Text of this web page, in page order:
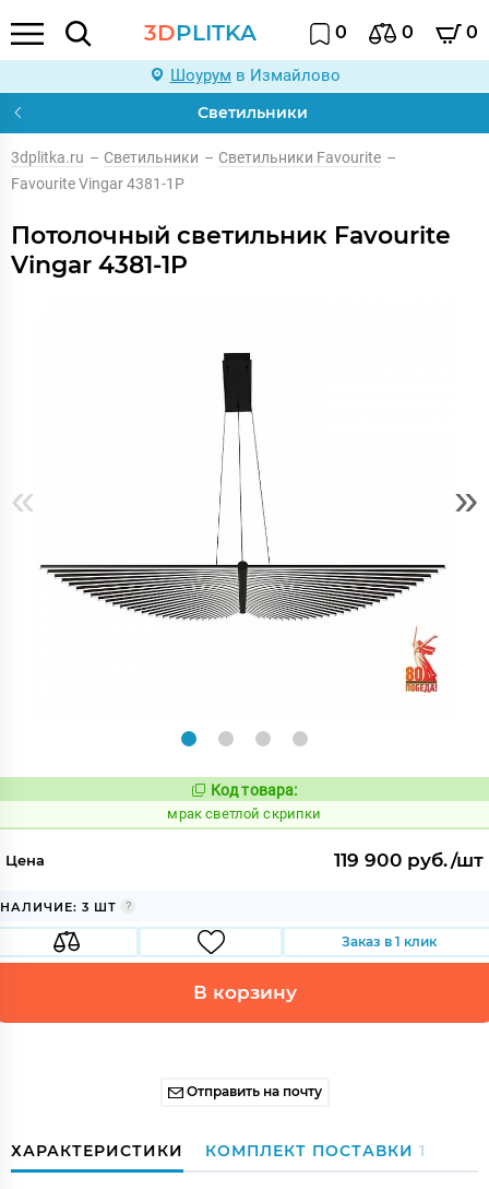
3DPLITKA 0 0 0
Шоурум в Измайлово
Светильники
3dplitka.ru – Светильники – Светильники Favourite –
Favourite Vingar 4381-1P
Потолочный светильник Favourite
Vingar 4381-1P
« »
Код:
1057342
Код товара:
мрак светлой скрипки
Цена 119 900 руб./шт
НАЛИЧИЕ: 3 ШТ
Заказ в 1 клик
В корзину
Отправить на почту
ХАРАКТЕРИСТИКИ КОМПЛЕКТ ПОСТАВКИ 1